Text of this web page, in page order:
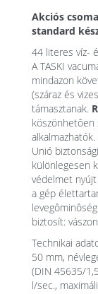
Akciós
standard
44 literes víz-
A TASKI
mindazon
(száraz és
támasztanak.
Unió
különlegesen
védelmet
a gép
biztosít:
Technikai
50 mm,
(DIN 45635/
l/sec.,